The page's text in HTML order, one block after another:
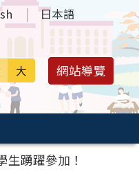
日本語
大 網站導覽
踴躍參加！